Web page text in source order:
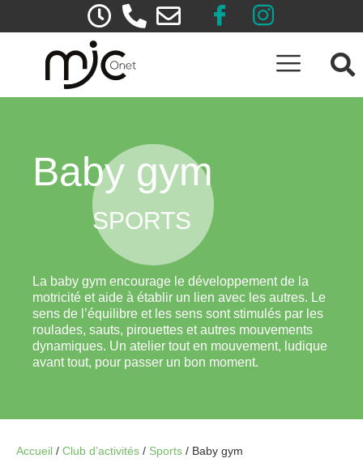
Baby gym
SPORTS
La baby gym encourage le développement de la
motricité et aide à établir un lien avec les autres. Le
sens de l’équilibre et les sens sont stimulés par les
roulades, sauts, pirouettes et autres mouvements
dynamiques. Un atelier tout en mouvement, ludique
avant tout, pour passer un bon moment.
Accueil / Club d’activités / Sports / Baby gym